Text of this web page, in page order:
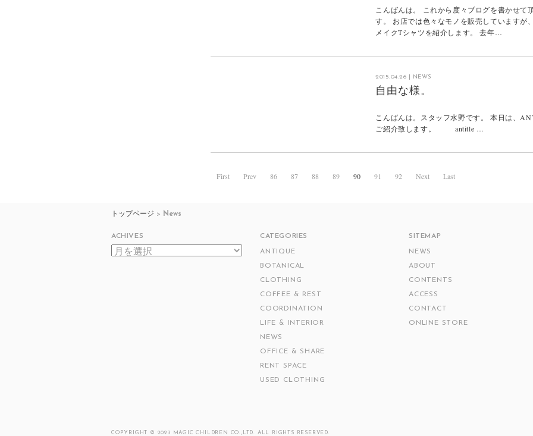
こんばんは。 これから度々ブログを書かせて
す。 お店では色々なモノを販売していますが
メイクTシャツを紹介します。 去年…
2015.04.26 NEWS
自由な様。
こんばんは。スタッフ水野です。 本日は、
ご紹介致します。 antitle …
First Prev 86 87 88 89 90 91 92 Next Last
トップページ > News
ACHIVES
ACHIVES
CATEGORIES
ANTIQUE
BOTANICAL
CLOTHING
COFFEE & REST
COORDINATION
LIFE & INTERIOR
NEWS
OFFICE & SHARE
RENT SPACE
USED CLOTHING
SITEMAP
NEWS
ABOUT
CONTENTS
ACCESS
CONTACT
ONLINE STORE
COPYRIGHT © 2023 MAGIC CHILDREN CO.,LTD. ALL RIGHTS RESERVED.